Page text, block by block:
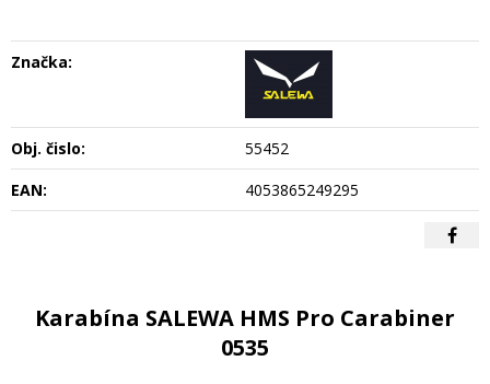
Značka:
Obj. čislo:
55452
EAN:
4053865249295
Karabína SALEWA HMS Pro Carabiner
0535